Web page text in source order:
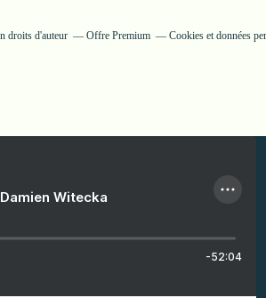
droits d'auteur Offre Premium Cookies et données
Witecka
-52:04